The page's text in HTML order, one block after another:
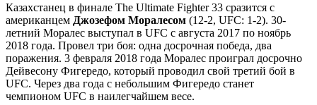
Казахстанец в финале The Ultimate Fighter 33 сразится с
американцем Джозефом Моралесом (12-2, UFC: 1-2). 30-
летний Моралес выступал в UFC с августа 2017 по ноябрь
2018 года. Провел три боя: одна досрочная победа, два
поражения. 3 февраля 2018 года Моралес проиграл досрочно
Дейвесону Фигередо, который проводил свой третий бой в
UFC. Через два года с небольшим Фигередо станет
чемпионом UFC в наилегчайшем весе.